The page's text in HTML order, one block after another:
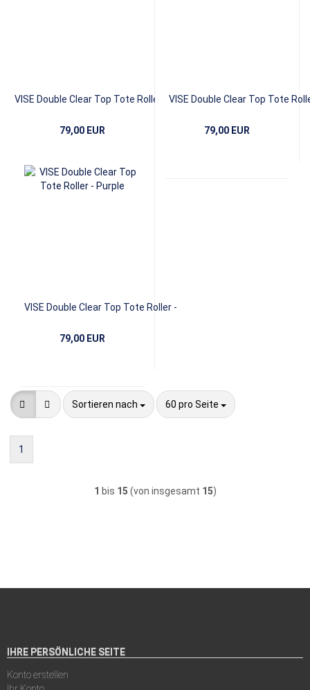
VISE Double Clear Top Tote Roller - Red
79,00 EUR
VISE Double Clear Top Tote
79,00 EUR
VISE Double Clear Top Tote Roller -
79,00 EUR
Sortieren nach
Sortieren nach 60 pro Seite
pro Seite
1
1 bis 15 (von insgesamt 15)
IHRE PERSÖNLICHE SEITE
Konto erstellen